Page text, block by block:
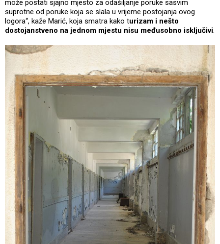
može postati sjajno mjesto za odašiljanje poruke sasvim
suprotne od poruke koja se slala u vrijeme postojanja ovog
logora“, kaže Marić, koja smatra kako turizam i nešto
dostojanstveno na jednom mjestu nisu međusobno isključivi.